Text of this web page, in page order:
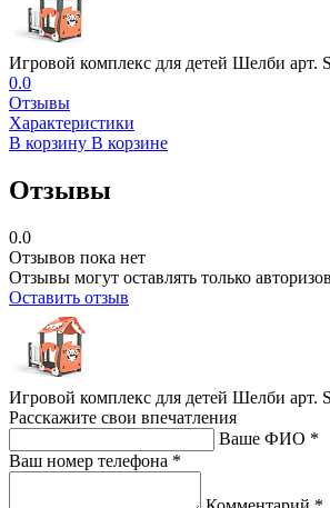
Игровой комплекс для детей Шелби арт.
0.0
Отзывы
Характеристики
В корзину В корзине
Отзывы
0.0
Отзывов пока нет
Отзывы могут оставлять только
Оставить отзыв
Игровой комплекс для детей Шелби арт.
Расскажите свои впечатления
Ваше ФИО *
Ваш номер телефона *